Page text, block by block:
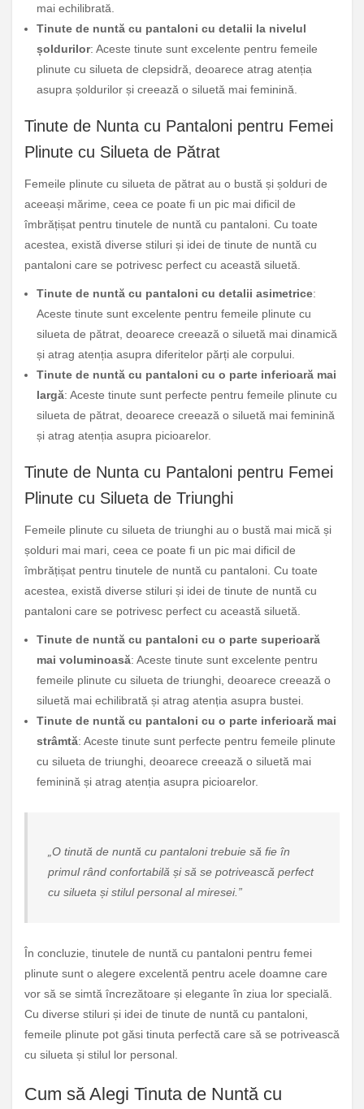
mai echilibrată.
Tinute de nuntă cu pantaloni cu detalii la nivelul
șoldurilor: Aceste tinute sunt excelente pentru femeile
plinute cu silueta de clepsidră, deoarece atrag atenția
asupra șoldurilor și creează o siluetă mai feminină.
Tinute de Nunta cu Pantaloni pentru Femei
Plinute cu Silueta de Pătrat
Femeile plinute cu silueta de pătrat au o bustă și șolduri de
aceeași mărime, ceea ce poate fi un pic mai dificil de
îmbrățișat pentru tinutele de nuntă cu pantaloni. Cu toate
acestea, există diverse stiluri și idei de tinute de nuntă cu
pantaloni care se potrivesc perfect cu această siluetă.
Tinute de nuntă cu pantaloni cu detalii asimetrice:
Aceste tinute sunt excelente pentru femeile plinute cu
silueta de pătrat, deoarece creează o siluetă mai dinamică
și atrag atenția asupra diferitelor părți ale corpului.
Tinute de nuntă cu pantaloni cu o parte inferioară mai
largă: Aceste tinute sunt perfecte pentru femeile plinute cu
silueta de pătrat, deoarece creează o siluetă mai feminină
și atrag atenția asupra picioarelor.
Tinute de Nunta cu Pantaloni pentru Femei
Plinute cu Silueta de Triunghi
Femeile plinute cu silueta de triunghi au o bustă mai mică și
șolduri mai mari, ceea ce poate fi un pic mai dificil de
îmbrățișat pentru tinutele de nuntă cu pantaloni. Cu toate
acestea, există diverse stiluri și idei de tinute de nuntă cu
pantaloni care se potrivesc perfect cu această siluetă.
Tinute de nuntă cu pantaloni cu o parte superioară
mai voluminoasă: Aceste tinute sunt excelente pentru
femeile plinute cu silueta de triunghi, deoarece creează o
siluetă mai echilibrată și atrag atenția asupra bustei.
Tinute de nuntă cu pantaloni cu o parte inferioară mai
strâmtă: Aceste tinute sunt perfecte pentru femeile plinute
cu silueta de triunghi, deoarece creează o siluetă mai
feminină și atrag atenția asupra picioarelor.
„O tinută de nuntă cu pantaloni trebuie să fie în
primul rând confortabilă și să se potrivească perfect
cu silueta și stilul personal al miresei.”
În concluzie, tinutele de nuntă cu pantaloni pentru femei
plinute sunt o alegere excelentă pentru acele doamne care
vor să se simtă încrezătoare și elegante în ziua lor specială.
Cu diverse stiluri și idei de tinute de nuntă cu pantaloni,
femeile plinute pot găsi tinuta perfectă care să se potrivească
cu silueta și stilul lor personal.
Cum să Alegi Tinuta de Nuntă cu